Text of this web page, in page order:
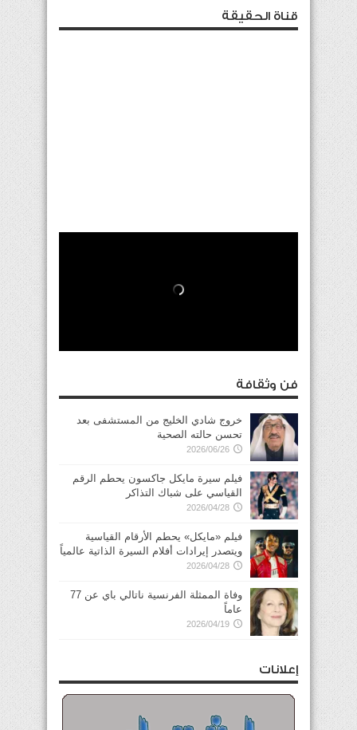
قناة الحقيقة
فن وثقافة
خروج شادي الخليج من المستشفى بعد
تحسن حالته الصحية
2026/06/26
فيلم سيرة مايكل جاكسون يحطم الرقم
القياسي على شباك التذاكر
2026/04/28
فيلم «مايكل» يحطم الأرقام القياسية
ويتصدر إيرادات أفلام السيرة الذاتية عالمياً
2026/04/28
وفاة الممثلة الفرنسية ناتالي باي عن 77
عاماً
2026/04/19
إعلانات